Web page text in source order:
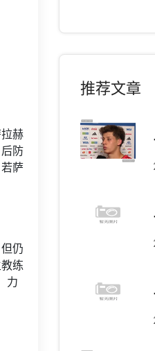
赫
防
萨
仍
练
力
推荐文章